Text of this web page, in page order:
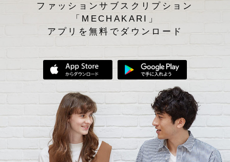
ファッションサブスクリプション
「MECHAKARI」
アプリを無料でダウンロード
App Storeからダウンロード